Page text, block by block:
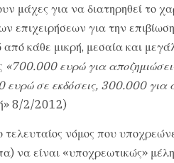
μάχες για να διατηρηθεί το
επιχειρήσεων για την
κάθε μικρή, μεσαία και
«700.000 ευρώ για
σε εκδόσεις, 300.000 για
8/2/2012)
νόμος που
να είναι «υποχρεωτικώς»